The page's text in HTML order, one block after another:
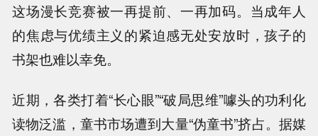
这场漫长竞赛被一再提前、一再加码。当成年人
的焦虑与优绩主义的紧迫感无处安放时，孩子的
书架也难以幸免。
近期，各类打着“长心眼”“破局思维”噱头的功利化
读物泛滥，童书市场遭到大量“伪童书”挤占。据媒